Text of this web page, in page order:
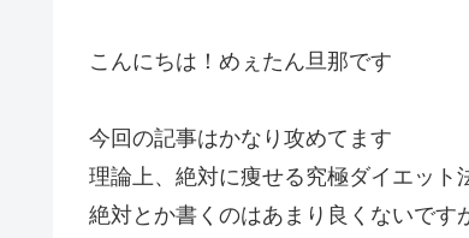
こんにちは！めぇたん旦那です
今回の記事はかなり攻めてます
理論上、絶対に痩せる究極ダイエット
絶対とか書くのはあまり良くないで